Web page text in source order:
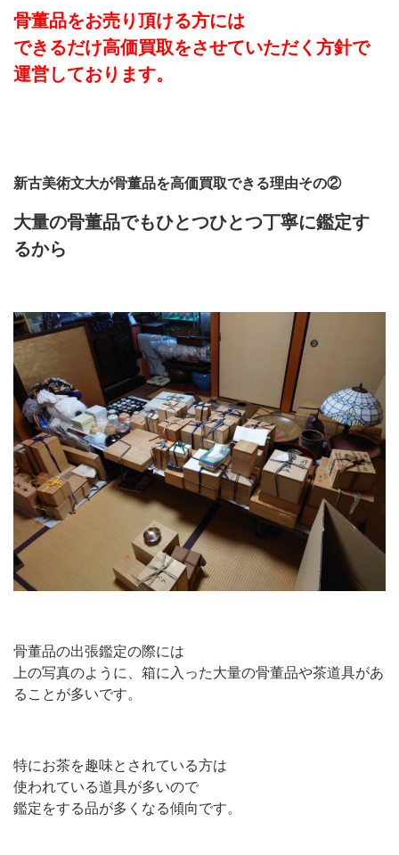
骨董品をお売り頂ける方には
できるだけ高価買取をさせていただく方針で
運営しております。
新古美術文大が骨董品を高価買取できる理由その②
大量の骨董品でもひとつひとつ丁寧に鑑定す
るから
骨董品の出張鑑定の際には
上の写真のように、箱に入った大量の骨董品や茶道具があ
ることが多いです。
特にお茶を趣味とされている方は
使われている道具が多いので
鑑定をする品が多くなる傾向です。